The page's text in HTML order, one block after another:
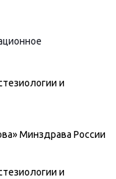
и
Минздрава России
и